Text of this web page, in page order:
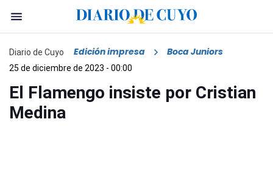
Diario de Cuyo Edición impresa Boca Juniors
25 de diciembre de 2023 - 00:00
El Flamengo insiste por Cristian
Medina